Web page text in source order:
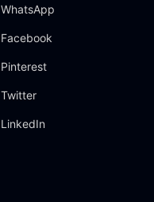
WhatsApp
Facebook
Pinterest
Twitter
LinkedIn